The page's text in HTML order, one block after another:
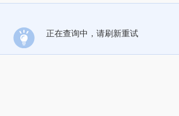
正在查询中，请刷新重试